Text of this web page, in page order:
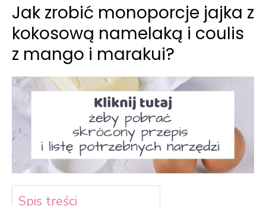
Jak zrobić monoporcje jajka z
kokosową namelaką i coulis
z mango i marakui?
Spis treści